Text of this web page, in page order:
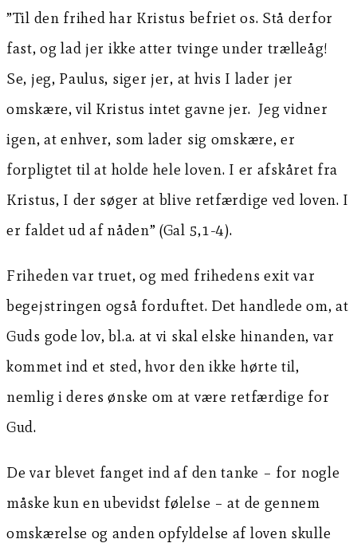
”Til den frihed har Kristus befriet os. Stå derfor
fast, og lad jer ikke atter tvinge under trælleåg!
Se, jeg, Paulus, siger jer, at hvis I lader jer
omskære, vil Kristus intet gavne jer. Jeg vidner
igen, at enhver, som lader sig omskære, er
forpligtet til at holde hele loven. I er afskåret fra
Kristus, I der søger at blive retfærdige ved loven. I
er faldet ud af nåden” (Gal 5,1-4).
Friheden var truet, og med frihedens exit var
begejstringen også forduftet. Det handlede om, at
Guds gode lov, bl.a. at vi skal elske hinanden, var
kommet ind et sted, hvor den ikke hørte til,
nemlig i deres ønske om at være retfærdige for
Gud.
De var blevet fanget ind af den tanke – for nogle
måske kun en ubevidst følelse – at de gennem
omskærelse og anden opfyldelse af loven skulle